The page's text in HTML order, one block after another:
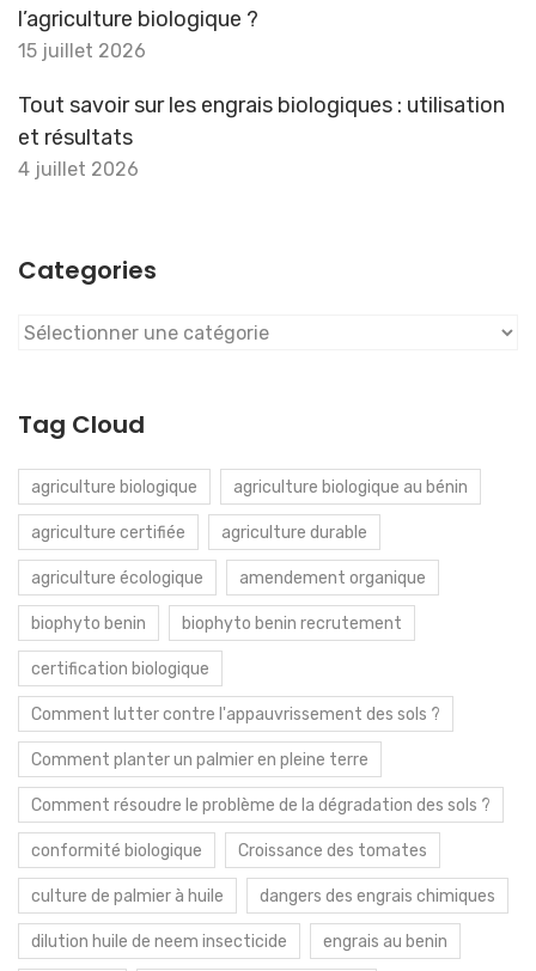
l’agriculture biologique ?
15 juillet 2026
Tout savoir sur les engrais biologiques : utilisation
et résultats
4 juillet 2026
Categories
Categories
Tag Cloud
agriculture biologique agriculture biologique au bénin
agriculture certifiée agriculture durable
agriculture écologique amendement organique
biophyto benin biophyto benin recrutement
certification biologique
Comment lutter contre l'appauvrissement des sols ?
Comment planter un palmier en pleine terre
Comment résoudre le problème de la dégradation des sols ?
conformité biologique Croissance des tomates
culture de palmier à huile dangers des engrais chimiques
dilution huile de neem insecticide engrais au benin